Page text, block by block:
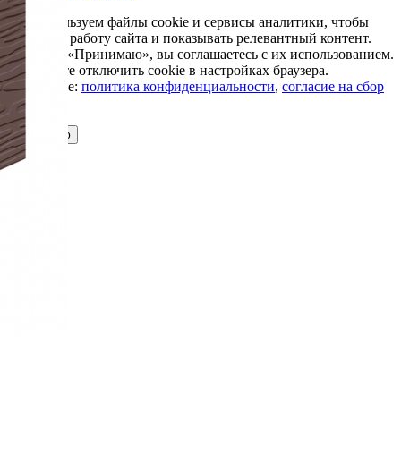
Мы используем файлы cookie и сервисы аналитики, чтобы
улучшить работу сайта и показывать релевантный контент.
Нажимая «Принимаю», вы соглашаетесь с их использованием.
Вы можете отключить cookie в настройках браузера.
Подробнее: политика конфиденциальности, согласие на сбор
cookie
Принимаю